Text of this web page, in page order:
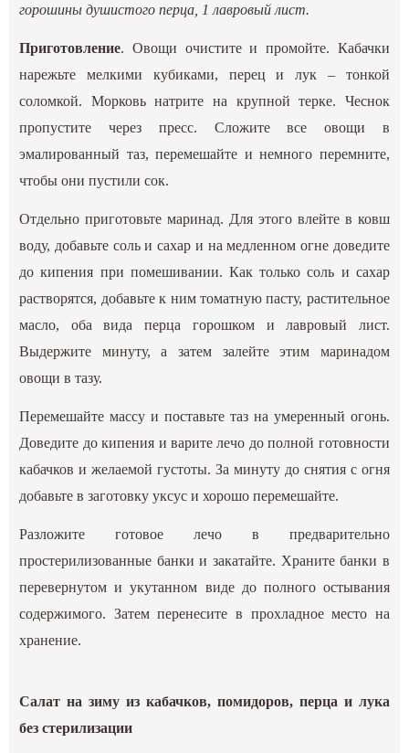
горошины душистого перца, 1 лавровый лист.
Приготовление. Овощи очистите и промойте. Кабачки
нарежьте мелкими кубиками, перец и лук – тонкой
соломкой. Морковь натрите на крупной терке. Чеснок
пропустите через пресс. Сложите все овощи в
эмалированный таз, перемешайте и немного перемните,
чтобы они пустили сок.
Отдельно приготовьте маринад. Для этого влейте в ковш
воду, добавьте соль и сахар и на медленном огне доведите
до кипения при помешивании. Как только соль и сахар
растворятся, добавьте к ним томатную пасту, растительное
масло, оба вида перца горошком и лавровый лист.
Выдержите минуту, а затем залейте этим маринадом
овощи в тазу.
Перемешайте массу и поставьте таз на умеренный огонь.
Доведите до кипения и варите лечо до полной готовности
кабачков и желаемой густоты. За минуту до снятия с огня
добавьте в заготовку уксус и хорошо перемешайте.
Разложите готовое лечо в предварительно
простерилизованные банки и закатайте. Храните банки в
перевернутом и укутанном виде до полного остывания
содержимого. Затем перенесите в прохладное место на
хранение.
Салат на зиму из кабачков, помидоров, перца и лука
без стерилизации